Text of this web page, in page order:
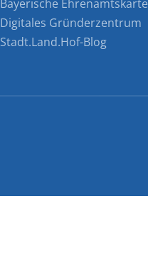
Bayerische Ehrenamtskarte
Digitales Gründerzentrum
Stadt.Land.Hof-Blog